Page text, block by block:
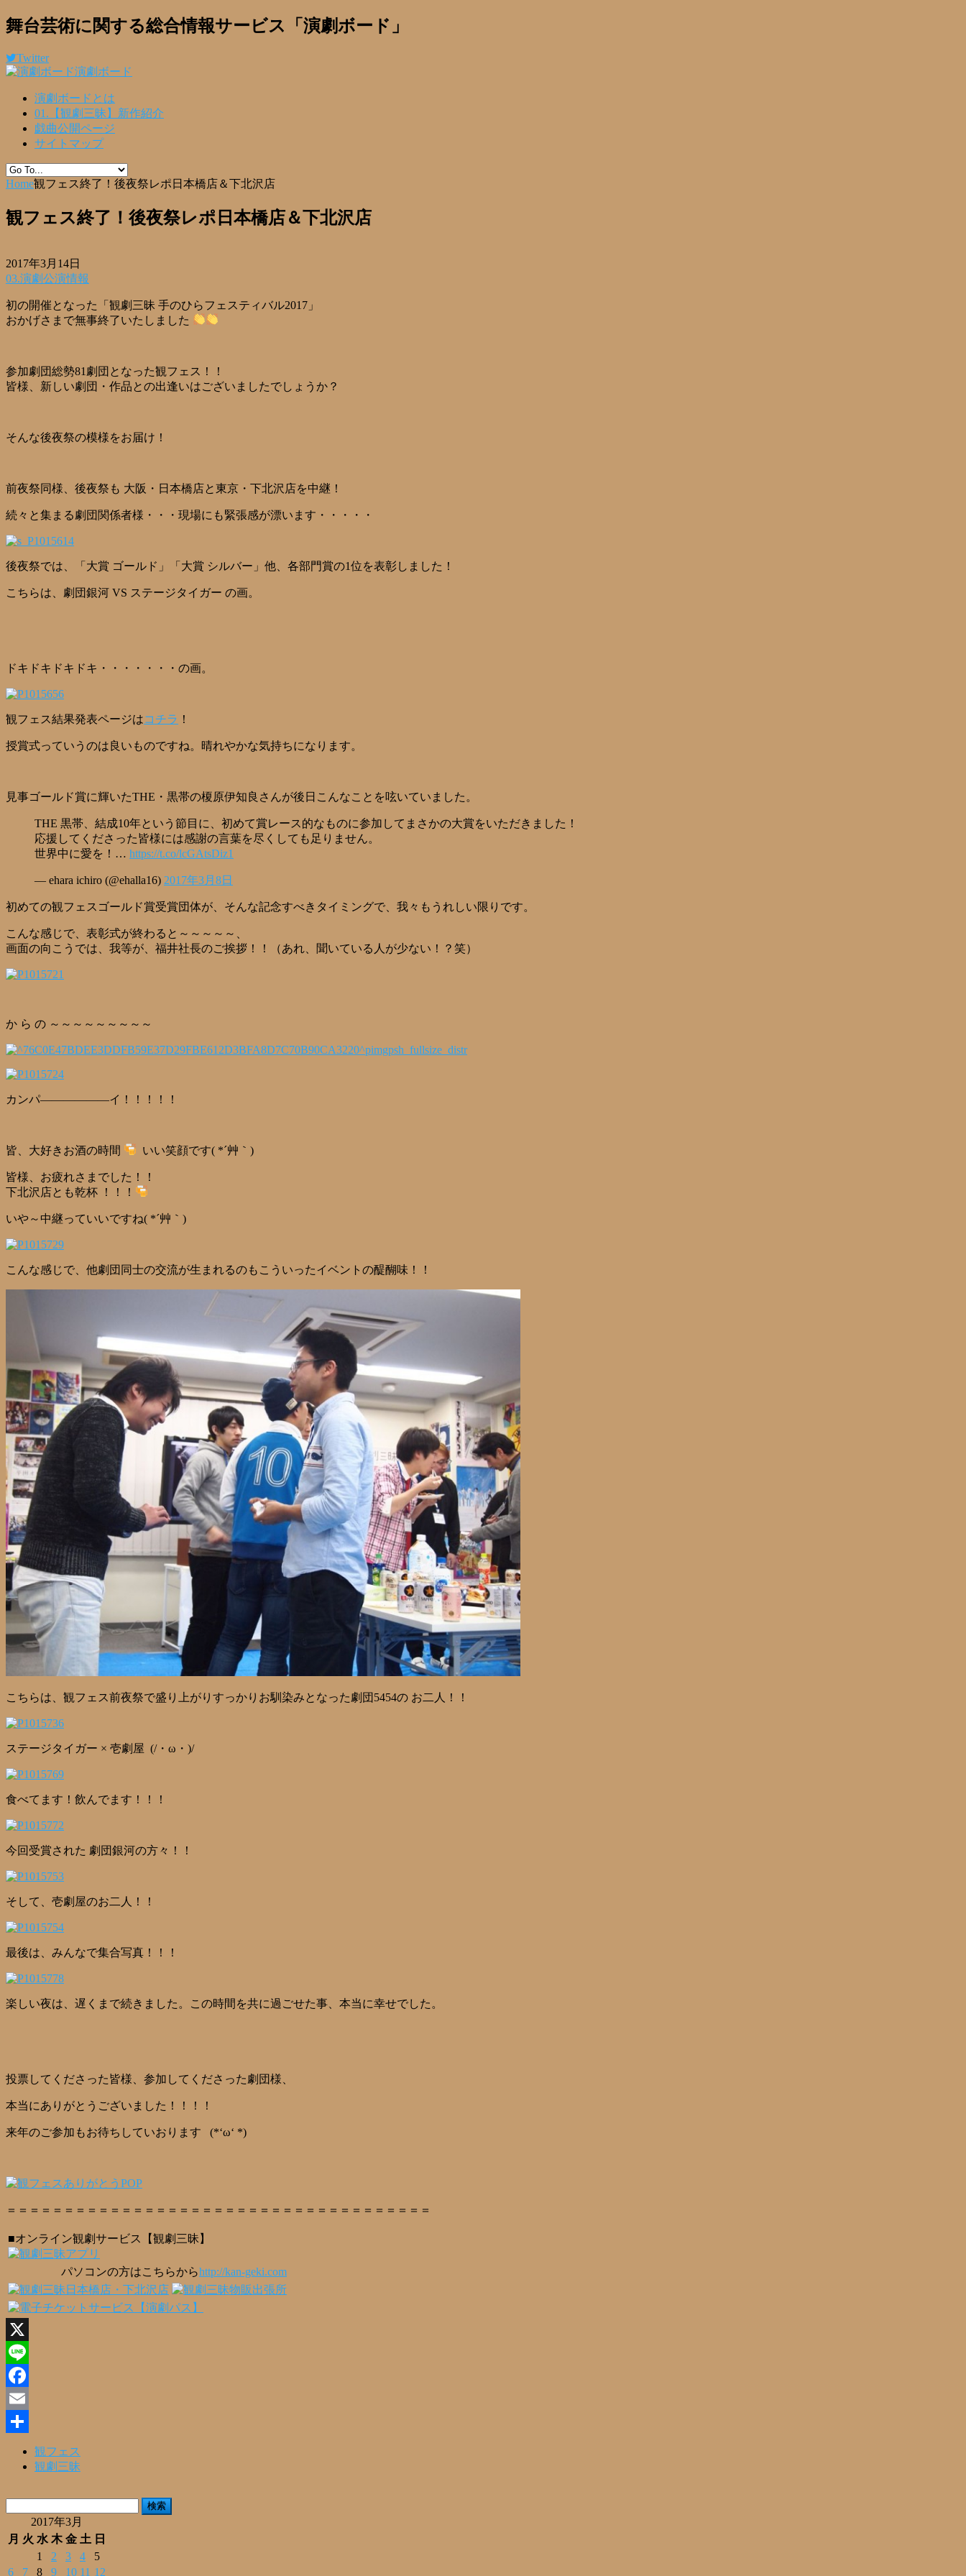
舞台芸術に関する総合情報サービス「演劇ボード」
Twitter
演劇ボード
演劇ボードとは
01.【観劇三昧】新作紹介
戯曲公開ページ
サイトマップ
Home観フェス終了！後夜祭レポ日本橋店＆下北沢店
観フェス終了！後夜祭レポ日本橋店＆下北沢店
2017年3月14日
03.演劇公演情報
初の開催となった「観劇三昧 手のひらフェスティバル2017」
おかげさまで無事終了いたしました
参加劇団総勢81劇団となった観フェス！！
皆様、新しい劇団・作品との出逢いはございましたでしょうか？
そんな後夜祭の模様をお届け！
前夜祭同様、後夜祭も 大阪・日本橋店と東京・下北沢店を中継！
続々と集まる劇団関係者様・・・現場にも緊張感が漂います・・・・・
後夜祭では、「大賞 ゴールド」「大賞 シルバー」他、各部門賞の1位を表彰しました！
こちらは、劇団銀河 VS ステージタイガー の画。
ドキドキドキドキ・・・・・・・の画。
観フェス結果発表ページはコチラ ！
授賞式っていうのは良いものですね。晴れやかな気持ちになります。
見事ゴールド賞に輝いたTHE・黒帯の榎原伊知良さんが後日こんなことを呟いていました。
THE 黒帯、結成10年という節目に、初めて賞レース的なものに参加してまさかの大賞をいただきました！
応援してくださった皆様には感謝の言葉を尽くしても足りません。
世界中に愛を！… https://t.co/lcGAtsDiz1
— ehara ichiro (@ehalla16) 2017年3月8日
初めての観フェスゴールド賞受賞団体が、そんな記念すべきタイミングで、我々もうれしい限りです。
こんな感じで、表彰式が終わると～～～～～、
画面の向こうでは、我等が、福井社長のご挨拶！！（あれ、聞いている人が少ない！？笑）
か ら の ～～～～～～～～～
カンパ――――――イ！！！！！
皆、大好きお酒の時間 いい笑顔です( *´艸｀)
皆様、お疲れさまでした！！
下北沢店とも乾杯 ！！！
いや～中継っていいですね( *´艸｀)
こんな感じで、他劇団同士の交流が生まれるのもこういったイベントの醍醐味！！
こちらは、観フェス前夜祭で盛り上がりすっかりお馴染みとなった劇団5454の お二人！！
ステージタイガー × 壱劇屋 (/・ω・)/
食べてます！飲んでます！！！
今回受賞された 劇団銀河の方々！！
そして、壱劇屋のお二人！！
最後は、みんなで集合写真！！！
楽しい夜は、遅くまで続きました。この時間を共に過ごせた事、本当に幸せでした。
投票してくださった皆様、参加してくださった劇団様、
本当にありがとうございました！！！！
来年のご参加もお待ちしていおります (*‘ω‘ *)
＝＝＝＝＝＝＝＝＝＝＝＝＝＝＝＝＝＝＝＝＝＝＝＝＝＝＝＝＝＝＝＝＝＝＝＝＝
■オンライン観劇サービス【観劇三昧】
パソコンの方はこちらからhttp://kan-geki.com
X
Line
Facebook
Email
観フェス
観劇三昧
2017年3月
月 火 水 木 金 土 日
1
2 3 4
5
6
7 8 9 10 11 12